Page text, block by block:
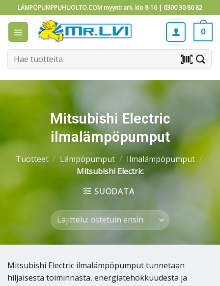
to
content
LÄMPÖPUMPPUHUOLTO.COM myynti ark. klo 8-16 | 0300 30 80 82
0
Etsi: barcode_scanner
Mitsubishi Electric
ilmalämpöpumput
Tuotteet / Lämpöpumput / Ilmalämpöpumput /
Mitsubishi Electric
SUODATA
Mitsubishi Electric ilmalämpöpumput tunnetaan
hiljaisesta toiminnasta, energiatehokkuudesta ja